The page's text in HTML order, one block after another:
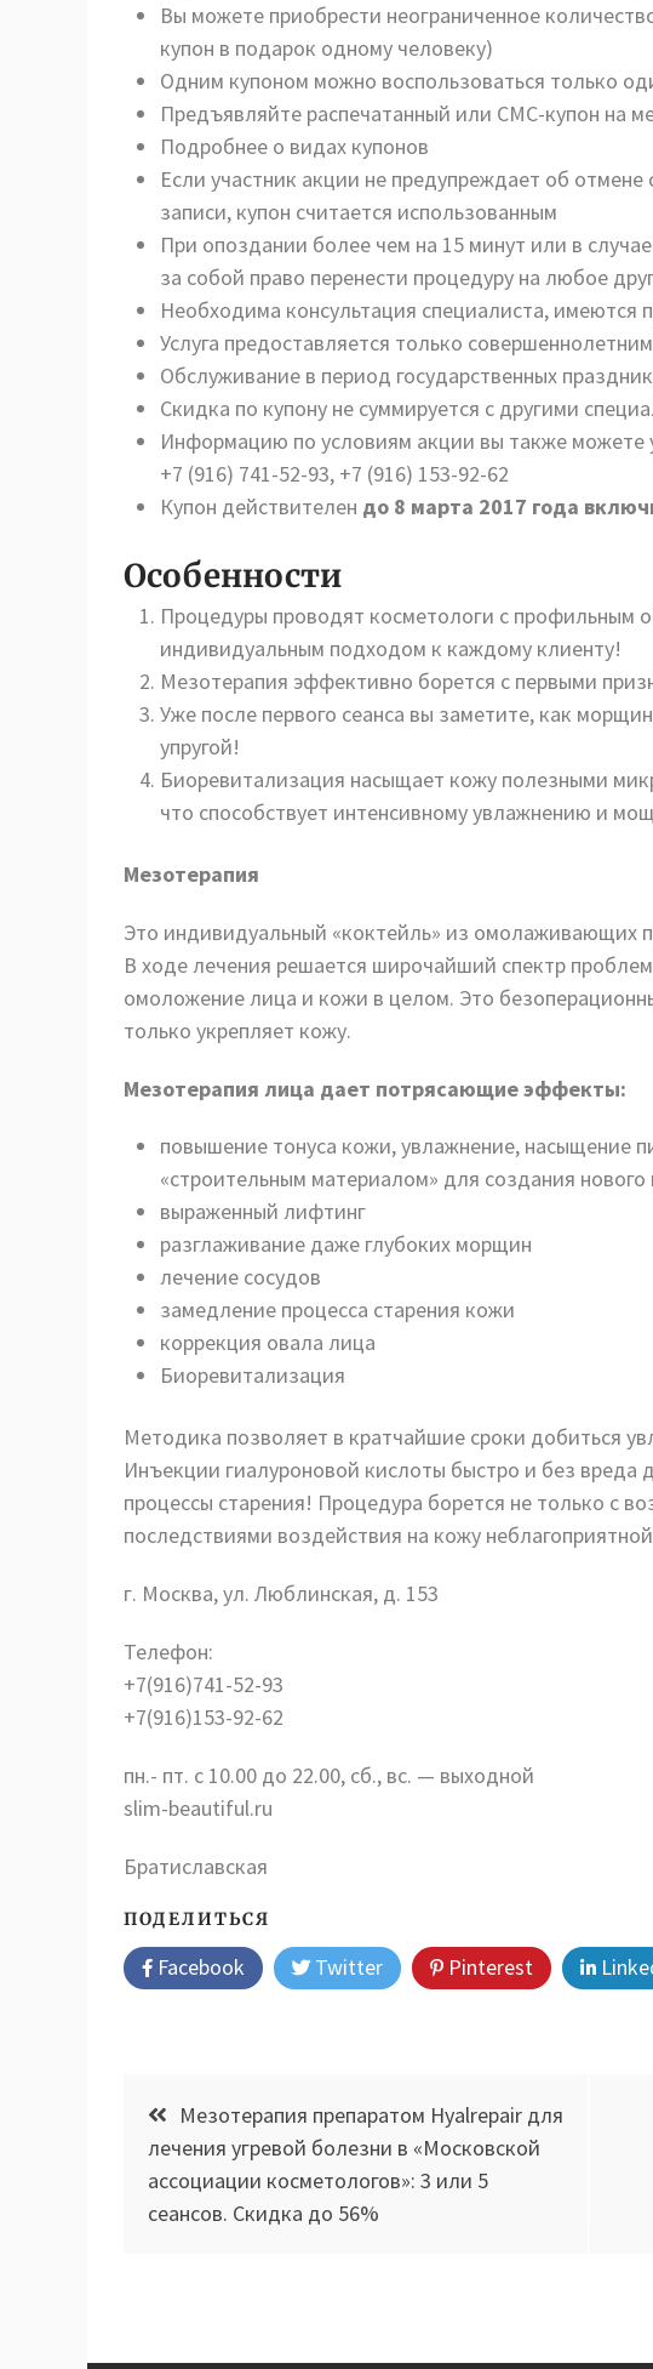
Вы можете приобрести неограниченное
купон в подарок одному человеку)
Одним купоном можно воспользоваться только
Предъявляйте распечатанный или СМС-купон на
Подробнее о видах купонов
Если участник акции не предупреждает об отмене
записи, купон считается использованным
При опоздании более чем на 15 минут или в
за собой право перенести процедуру на любое
Необходима консультация специалиста, имеются
Услуга предоставляется только
Обслуживание в период государственных
Скидка по купону не суммируется с другими
Информацию по условиям акции вы также можете
+7 (916) 741-52-93, +7 (916) 153-92-62
Купон действителен до 8 марта 2017 года
Особенности
Процедуры проводят косметологи с профильным
индивидуальным подходом к каждому клиенту!
Мезотерапия эффективно борется с первыми
Уже после первого сеанса вы заметите, как
упругой!
Биоревитализация насыщает кожу полезными
что способствует интенсивному увлажнению и
Мезотерапия
Это индивидуальный «коктейль» из омолаживающих
В ходе лечения решается широчайший спектр
омоложение лица и кожи в целом. Это
только укрепляет кожу.
Мезотерапия лица дает потрясающие эффекты:
повышение тонуса кожи, увлажнение, насыщение
«строительным материалом» для создания нового
выраженный лифтинг
разглаживание даже глубоких морщин
лечение сосудов
замедление процесса старения кожи
коррекция овала лица
Биоревитализация
Методика позволяет в кратчайшие сроки добиться
Инъекции гиалуроновой кислоты быстро и без вреда
процессы старения! Процедура борется не только с
последствиями воздействия на кожу
г. Москва, ул. Люблинская, д. 153
Телефон:
+7(916)741-52-93
+7(916)153-92-62
пн.- пт. с 10.00 до 22.00, сб., вс. — выходной
slim-beautiful.ru
Братиславская
ПОДЕЛИТЬСЯ
Facebook Twitter Pinterest
по
записям
Мезотерапия препаратом Hyalrepair для
лечения угревой болезни в «Московской
ассоциации косметологов»: 3 или 5
сеансов. Скидка до 56%